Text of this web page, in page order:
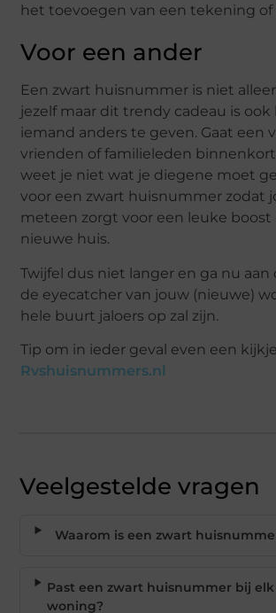
het toevoegen van een tekening of
Voor een ander
Een zwart huisnummer is niet
jezelf maar dit trendy cadeau is ook
iemand anders te geven. Gaat een
vrienden of familieleden
weet je niet wat je diegene moet
voor een zwart huisnummer zodat
meteen zorgt voor een leuke boost
nieuwe huis.
Twijfel dus niet langer en ga nu aan
de eyecatcher van jouw (nieuwe)
hele buurt jaloers op zal zijn.
Tip om in ieder geval even een
Rvshuisnummers.nl
Veelgestelde vragen
Waarom is een zwart
Past een zwart huisnummer bij
woning?